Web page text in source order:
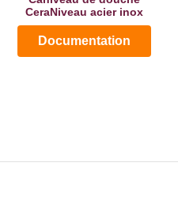
CeraNiveau acier inox
poli - Sanitaires
Documentation